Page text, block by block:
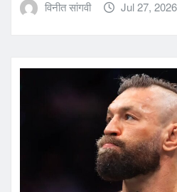
विनीत सांगवी Jul 27, 2026